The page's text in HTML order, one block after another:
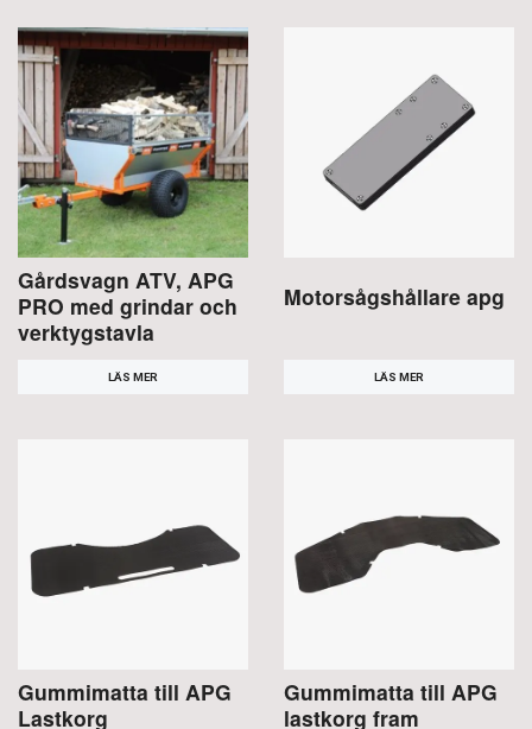
Gårdsvagn ATV, APG
PRO med grindar och
verktygstavla
LÄS MER
Motorsågshållare apg
LÄS MER
Gummimatta till APG
Lastkorg
Gummimatta till APG
lastkorg fram